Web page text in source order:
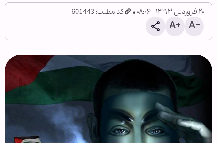
۲۰ فروردین ۱۳۹۳ - ۰۸:۰۶ کد مطلب: 601443